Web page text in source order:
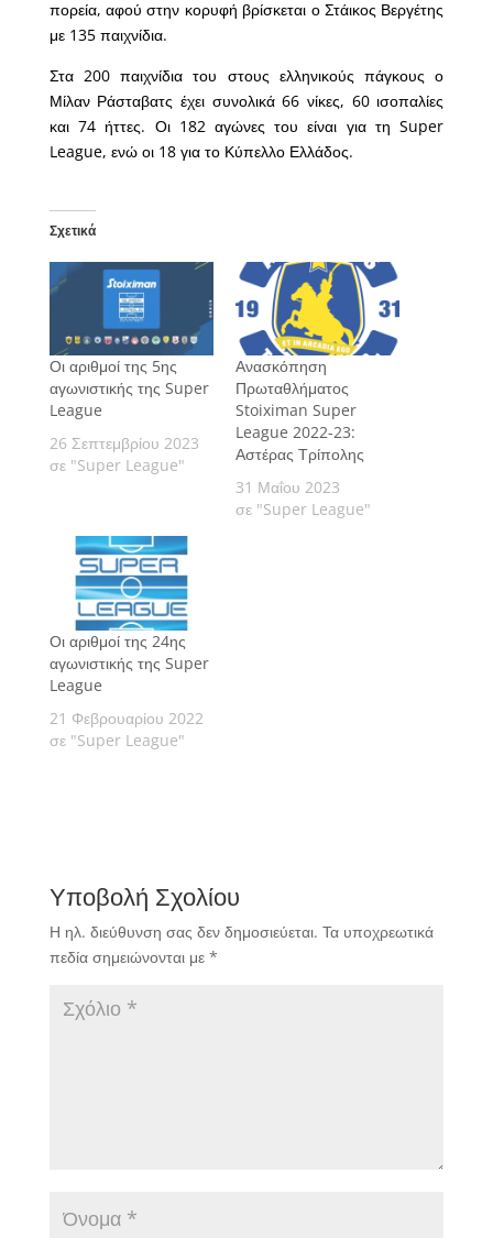
πορεία, αφού στην κορυφή βρίσκεται ο Στάικος Βεργέτης
με 135 παιχνίδια.
Στα 200 παιχνίδια του στους ελληνικούς πάγκους ο
Μίλαν Ράσταβατς έχει συνολικά 66 νίκες, 60 ισοπαλίες
και 74 ήττες. Οι 182 αγώνες του είναι για τη Super
League, ενώ οι 18 για το Κύπελλο Ελλάδος.
Σχετικά
Οι αριθμοί της 5ης
αγωνιστικής της Super
League
26 Σεπτεμβρίου 2023
σε "Super League"
Ανασκόπηση
Πρωταθλήματος
Stoiximan Super
League 2022-23:
Αστέρας Τρίπολης
31 Μαΐου 2023
σε "Super League"
Οι αριθμοί της 24ης
αγωνιστικής της Super
League
21 Φεβρουαρίου 2022
σε "Super League"
Υποβολή Σχολίου
Η ηλ. διεύθυνση σας δεν δημοσιεύεται. Τα υποχρεωτικά
πεδία σημειώνονται με *